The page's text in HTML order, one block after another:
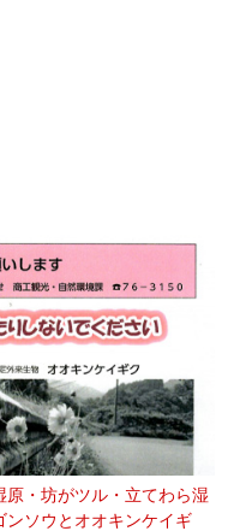
原・坊がツル・立てわら湿
ンソウとオオキンケイギ